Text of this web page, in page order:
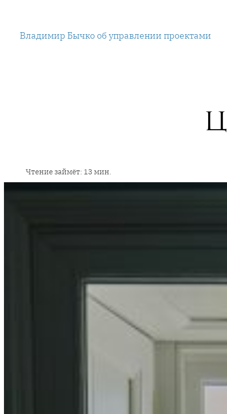
содержимому
Владимир Бычко об управлении проектами